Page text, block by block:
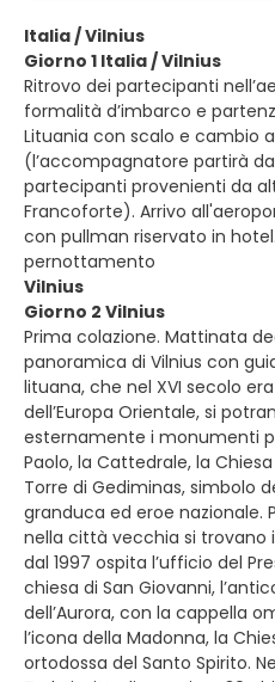
Italia / Vilnius
Giorno 1 Italia / Vilnius
Ritrovo dei partecipanti
formalità d’imbarco e
Lituania con scalo e cambio
(l’accompagnatore partirà
partecipanti provenienti da
Francoforte). Arrivo
con pullman riservato in
pernottamento
Vilnius
Giorno 2 Vilnius
Prima colazione. Mattinata
panoramica di Vilnius con
lituana, che nel XVI secolo
dell’Europa Orientale, si
esternamente i monumenti
Paolo, la Cattedrale, la
Torre di Gediminas, simbolo
granduca ed eroe nazionale.
nella città vecchia si trovano
dal 1997 ospita l’ufficio del
chiesa di San Giovanni,
dell’Aurora, con la cappella
l’icona della Madonna, la
ortodossa del Santo Spirito.